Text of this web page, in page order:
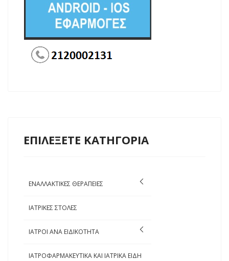
ΕΠΙΛΕΞΕΤΕ ΚΑΤΗΓΟΡΙΑ
ΕΝΑΛΛΑΚΤΙΚΕΣ ΘΕΡΑΠΕΙΕΣ
ΙΑΤΡΙΚΕΣ ΣΤΟΛΕΣ
ΙΑΤΡΟΙ ΑΝΑ ΕΙΔΙΚΟΤΗΤΑ
ΙΑΤΡΟΦΑΡΜΑΚΕΥΤΙΚΑ ΚΑΙ ΙΑΤΡΙΚΑ ΕΙΔΗ